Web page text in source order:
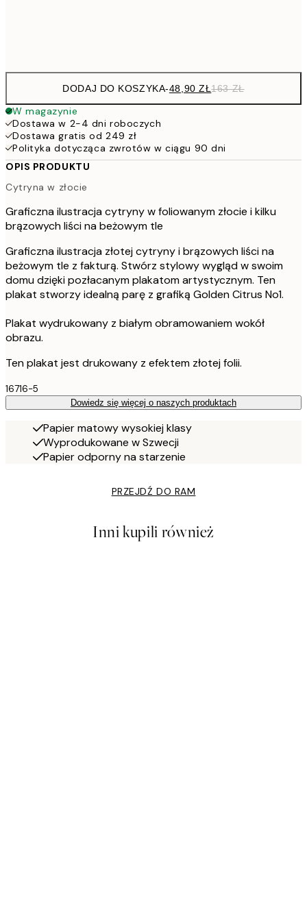
DODAJ DO KOSZYKA-48,90 ZŁ163 ZŁ
W magazynie
Dostawa w 2-4 dni roboczych
Dostawa gratis od 249 zł
Polityka dotycząca zwrotów w ciągu 90 dni
OPIS PRODUKTU
Cytryna w złocie
Graficzna ilustracja cytryny w foliowanym złocie i kilku
brązowych liści na beżowym tle
Graficzna ilustracja złotej cytryny i brązowych liści na
beżowym tle z fakturą. Stwórz stylowy wygląd w swoim
domu dzięki pozłacanym plakatom artystycznym. Ten
plakat stworzy idealną parę z grafiką Golden Citrus No1.
Plakat wydrukowany z białym obramowaniem wokół
obrazu.
Ten plakat jest drukowany z efektem złotej folii.
16716-5
Dowiedz się więcej o naszych produktach
Papier matowy wysokiej klasy
Wyprodukowane w Szwecji
Papier odporny na starzenie
PRZEJDŹ DO RAM
Inni kupili również